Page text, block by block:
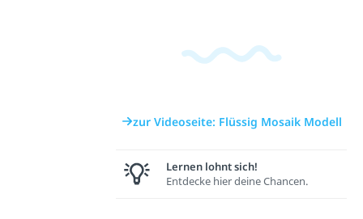
zur Videoseite: Flüssig Mosaik Modell
Lernen lohnt sich!
Entdecke hier deine Chancen.